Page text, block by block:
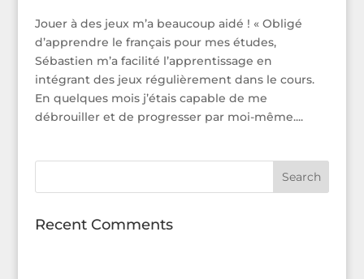
Jouer à des jeux m’a beaucoup aidé ! « Obligé
d’apprendre le français pour mes études,
Sébastien m’a facilité l’apprentissage en
intégrant des jeux régulièrement dans le cours.
En quelques mois j’étais capable de me
débrouiller et de progresser par moi-même....
Recent Comments